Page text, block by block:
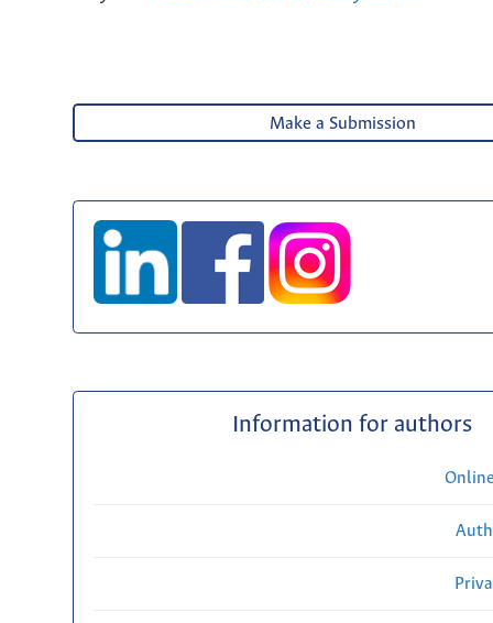
Make a Submission
Information for authors